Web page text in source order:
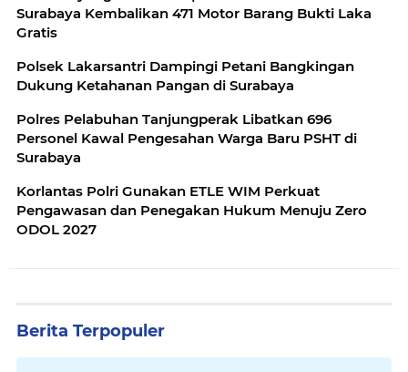
Surabaya Kembalikan 471 Motor Barang Bukti Laka
Gratis
Polsek Lakarsantri Dampingi Petani Bangkingan
Dukung Ketahanan Pangan di Surabaya
Polres Pelabuhan Tanjungperak Libatkan 696
Personel Kawal Pengesahan Warga Baru PSHT di
Surabaya
Korlantas Polri Gunakan ETLE WIM Perkuat
Pengawasan dan Penegakan Hukum Menuju Zero
ODOL 2027
Berita Terpopuler